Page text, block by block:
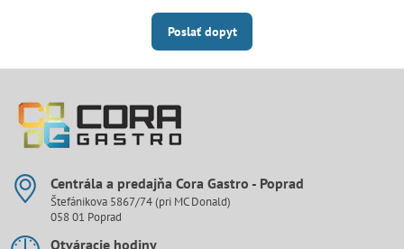
Poslať dopyt
Centrála a predajňa Cora Gastro - Poprad
Štefánikova 5867/74 (pri MC Donald)
058 01 Poprad
Otváracie hodiny